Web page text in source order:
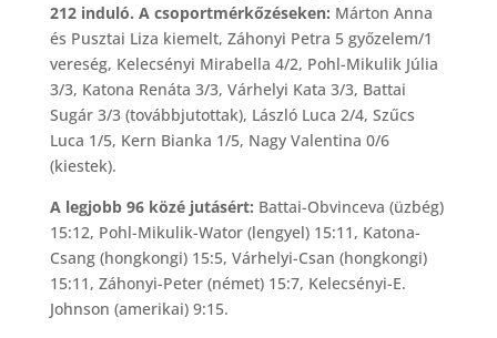
212 induló. A csoportmérkőzéseken: Márton Anna
és Pusztai Liza kiemelt, Záhonyi Petra 5 győzelem/1
vereség, Kelecsényi Mirabella 4/2, Pohl-Mikulik Júlia
3/3, Katona Renáta 3/3, Várhelyi Kata 3/3, Battai
Sugár 3/3 (továbbjutottak), László Luca 2/4, Szűcs
Luca 1/5, Kern Bianka 1/5, Nagy Valentina 0/6
(kiestek).
A legjobb 96 közé jutásért: Battai-Obvinceva (üzbég)
15:12, Pohl-Mikulik-Wator (lengyel) 15:11, Katona-
Csang (hongkongi) 15:5, Várhelyi-Csan (hongkongi)
15:11, Záhonyi-Peter (német) 15:7, Kelecsényi-E.
Johnson (amerikai) 9:15.